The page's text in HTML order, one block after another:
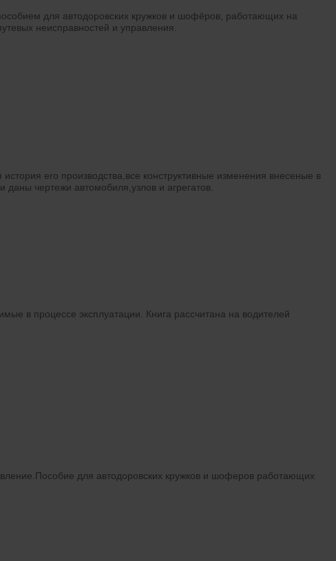
для автодоровских кружков и шофёров, работающих на
неисправностей и управления.
его производства,все конструктивные изменения внесеные в
чертежи автомобиля,узлов и агрегатов.
в процессе эксплуатации. Книга рассчитана на водителей
для автодоровских кружков и шоферов работающих